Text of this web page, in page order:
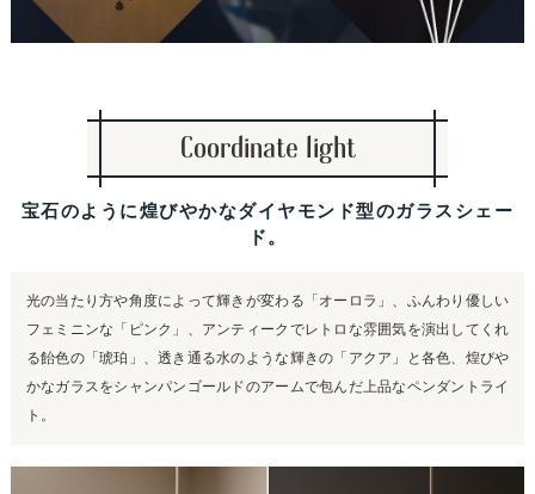
Coordinate light
宝石のように煌びやかなダイヤモンド型のガラスシェー
ド。
光の当たり方や角度によって輝きが変わる「オーロラ」、ふんわり優しい
フェミニンな「ピンク」、アンティークでレトロな雰囲気を演出してくれ
る飴色の「琥珀」、透き通る水のような輝きの「アクア」と各色、煌びや
かなガラスをシャンパンゴールドのアームで包んだ上品なペンダントライ
ト。